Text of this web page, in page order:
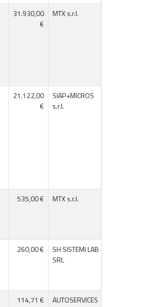
31.930,00
€
MTX s.r.l.
21.122,00
€
SIAP+MICROS
s.r.l.
535,00 € MTX s.r.l.
260,00 €
SH SISTEMI LAB
SRL
114,71 €
AUTOSERVICES